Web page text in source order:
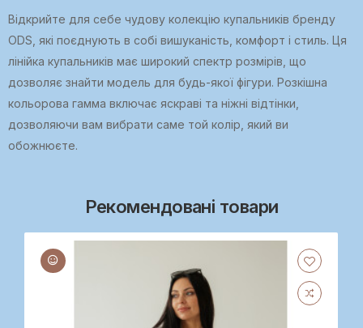
Відкрийте для себе чудову колекцію купальників бренду
ODS, які поєднують в собі вишуканість, комфорт і стиль. Ця
лінійка купальників має широкий спектр розмірів, що
дозволяє знайти модель для будь-якої фігури. Розкішна
кольорова гамма включає яскраві та ніжні відтінки,
дозволяючи вам вибрати саме той колір, який ви
обожнюєте.
Рекомендовані товари